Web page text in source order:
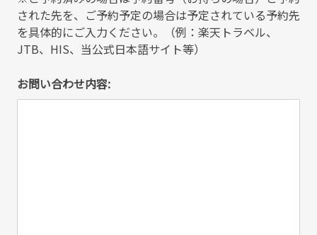
された先を、ご予約予定の場合は予定されている予約先
を具体的にご入力ください。（例：楽天トラベル、
JTB、HIS、当公式日本語サイト等）
お問い合わせ内容: